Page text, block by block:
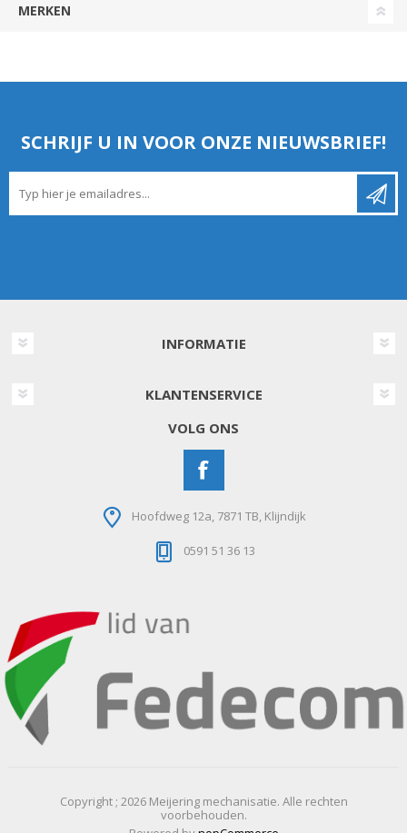
MERKEN
SCHRIJF U IN VOOR ONZE NIEUWSBRIEF!
INFORMATIE
KLANTENSERVICE
VOLG ONS
Hoofdweg 12a, 7871 TB, Klijndijk
0591 51 36 13
Copyright ; 2026 Meijering mechanisatie. Alle rechten
voorbehouden.